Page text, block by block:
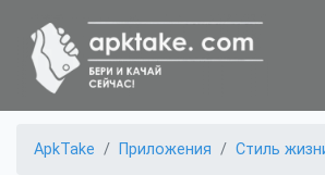
ApkTake Приложения Стиль